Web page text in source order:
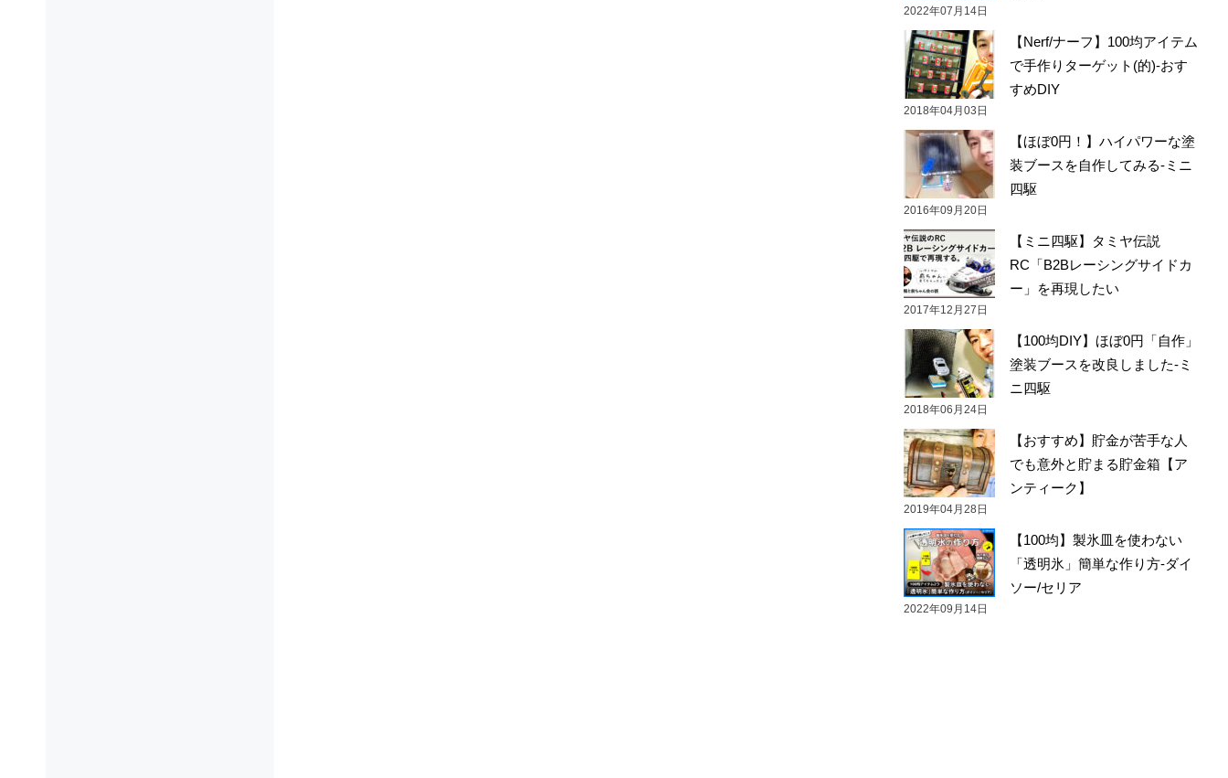
2022年07月14日
【Nerf/ナーフ】100均アイテム
で手作りターゲット(的)-おす
すめDIY
2018年04月03日
【ほぼ0円！】ハイパワーな塗
装ブースを自作してみる-ミニ
四駆
2016年09月20日
【ミニ四駆】タミヤ伝説
RC「B2Bレーシングサイドカ
ー」を再現したい
2017年12月27日
【100均DIY】ほぼ0円「自作」
塗装ブースを改良しました-ミ
ニ四駆
2018年06月24日
【おすすめ】貯金が苦手な人
でも意外と貯まる貯金箱【ア
ンティーク】
2019年04月28日
【100均】製氷皿を使わない
「透明氷」簡単な作り方-ダイ
ソー/セリア
2022年09月14日